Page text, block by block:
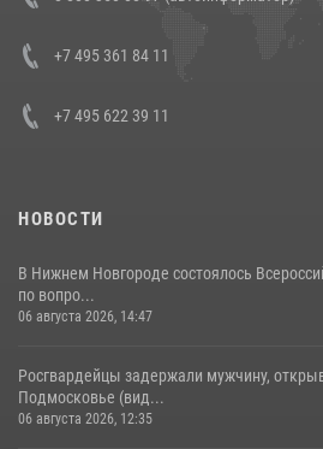
+7 495 361 84 11
+7 495 622 39 11
НОВОСТИ
В Нижнем Новгороде состоялось
по вопро...
06 августа 2026, 14:47
Росгвардейцы задержали мужчину,
Подмосковье (вид...
06 августа 2026, 12:35